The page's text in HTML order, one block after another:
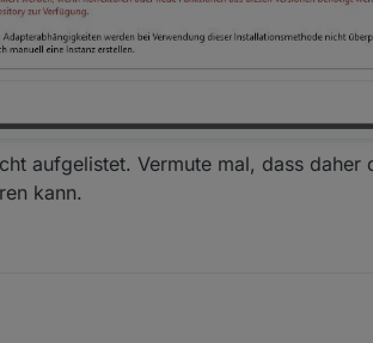
aufgelistet. Vermute mal, dass
kann.